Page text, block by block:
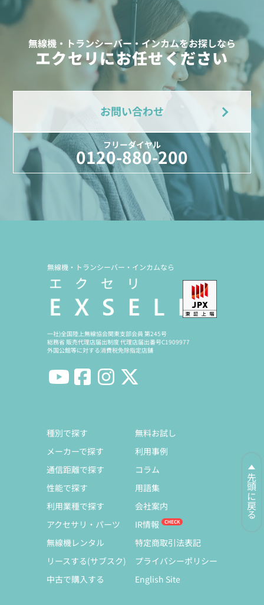
無線機・トランシーバー・インカムをお探しなら
エクセリにお任せください
お問い合わせ
フリーダイヤル
0120-880-200
先頭に戻る
無線機・トランシーバー・インカムなら
一社)全国陸上無線協会関東支部会員 第245号
総務省 販売代理店届出制度 代理店届出番号C1909977
外国公館等に対する消費税免除指定店舗
種別で探す
メーカーで探す
通信距離で探す
性能で探す
利用業種で探す
アクセサリ・パーツ
無線機レンタル
リースする(サブスク)
中古で購入する
無料お試し
利用事例
コラム
用語集
会社案内
IR情報
特定商取引法表記
プライバシーポリシー
English Site